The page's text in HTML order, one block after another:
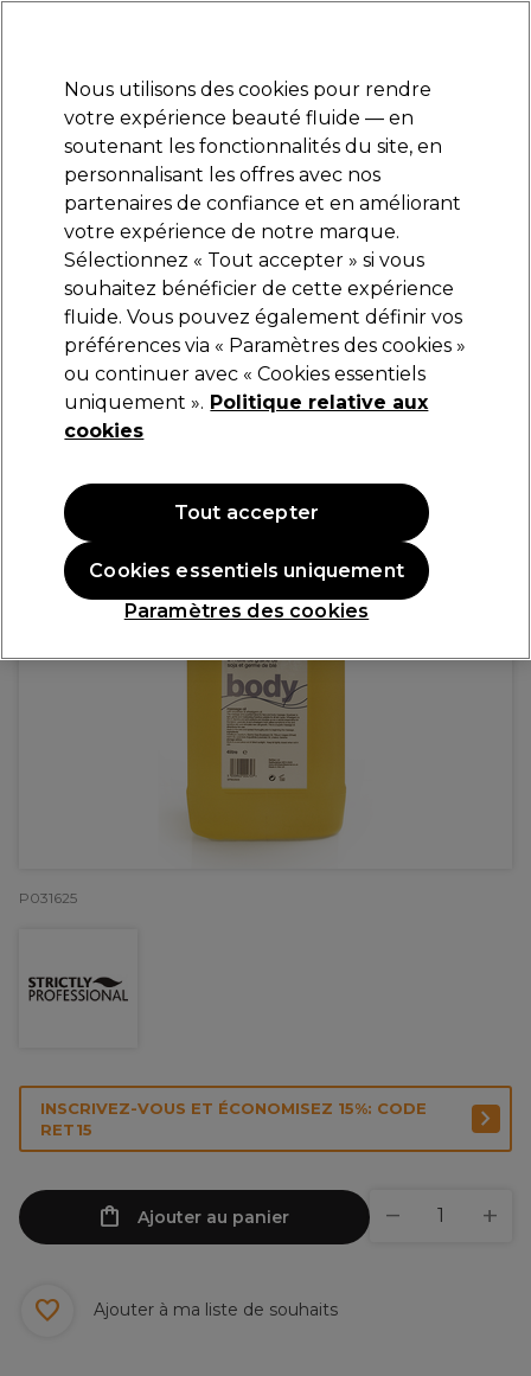
Se connecter
Marques Bons plans Coiffure Electro et Matériel
Livraison et délais
lire la suite
Strictly Professional
Strictly Professional Body Huile de Massage 4l
)
55,15 €
1.38 € pour 100ml
P031625
INSCRIVEZ-VOUS ET ÉCONOMISEZ 15%: CODE
RET15
Ajouter au panier
Ajouter à ma liste de souhaits
Nous utilisons des cookies pour rendre
votre expérience beauté fluide — en
soutenant les fonctionnalités du site, en
personnalisant les offres avec nos
partenaires de confiance et en améliorant
votre expérience de notre marque.
Sélectionnez « Tout accepter » si vous
souhaitez bénéficier de cette expérience
fluide. Vous pouvez également définir vos
préférences via « Paramètres des cookies »
ou continuer avec « Cookies essentiels
uniquement ». Politique relative aux
cookies
Paramètres des cookies
Cookies essentiels uniquement
Tout accepter